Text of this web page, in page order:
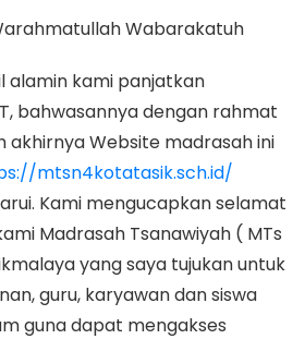
Wabarakatuh
alamin kami panjatkan
bahwasannya dengan rahmat
akhirnya Website madrasah ini
mtsn4kotatasik.sch.id/
Kami mengucapkan selamat
Madrasah Tsanawiyah ( MTs
yang saya tujukan untuk
guru, karyawan dan siswa
guna dapat mengakses